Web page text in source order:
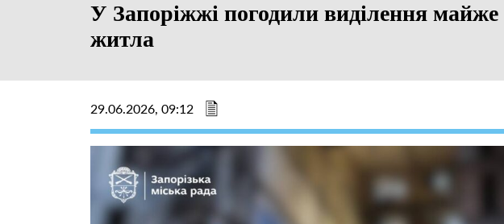
У Запоріжжі погодили виділення
житла
29.06.2026, 09:12